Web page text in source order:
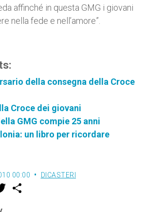
affinché in questa GMG i giovani
nella fede e nell’amore”.
della consegna della Croce
Croce dei giovani
GMG compie 25 anni
un libro per ricordare
00:00 DICASTERI
w